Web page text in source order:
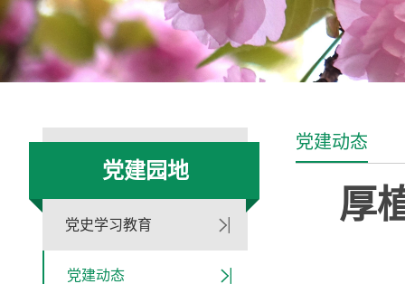
党建园地
党史学习教育
党建动态
党建动态
厚